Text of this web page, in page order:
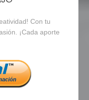
Con tu
¡Cada aporte